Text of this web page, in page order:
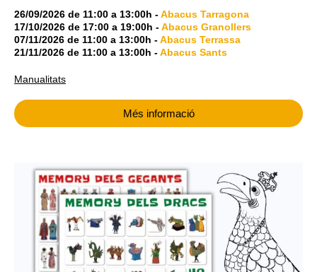
26/09/2026 de 11:00 a 13:00h -Abacus Tarragona
17/10/2026 de 17:00 a 19:00h -Abacus Granollers
07/11/2026 de 11:00 a 13:00h -Abacus Terrassa
21/11/2026 de 11:00 a 13:00h -Abacus Sants
Manualitats
Més informació